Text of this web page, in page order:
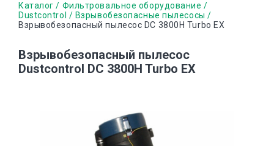
основному
Строка
навигации
Каталог
Фильтровальное оборудование
Dustcontrol
Взрывобезопасные пылесосы
Взрывобезопасный пылесос DC 3800H Turbo EX
Взрывобезопасный пылесос
Dustcontrol DC 3800H Turbo EX